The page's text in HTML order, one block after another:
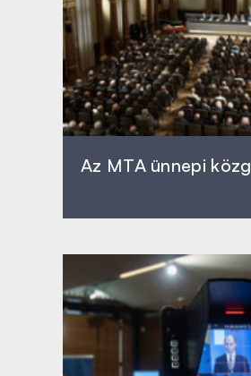
Az MTA ünnepi